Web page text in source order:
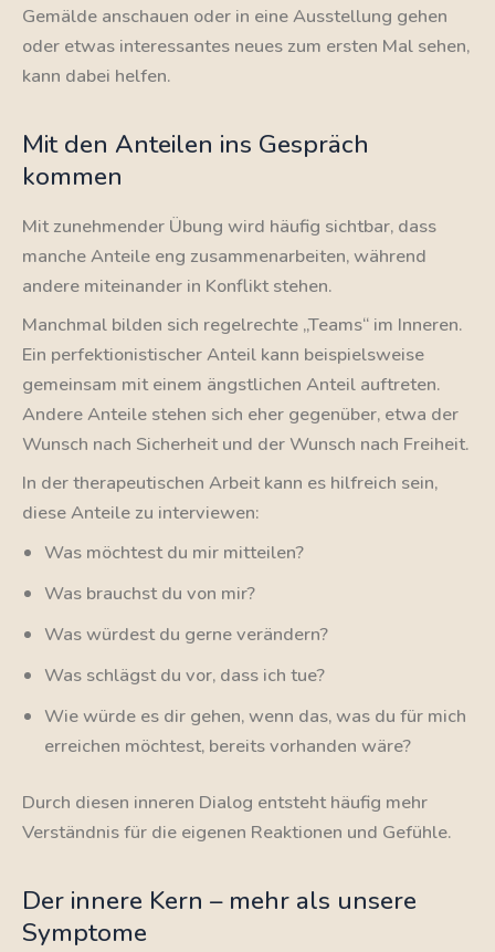
Gemälde anschauen oder in eine Ausstellung gehen
oder etwas interessantes neues zum ersten Mal sehen,
kann dabei helfen.
Mit den Anteilen ins Gespräch
kommen
Mit zunehmender Übung wird häufig sichtbar, dass
manche Anteile eng zusammenarbeiten, während
andere miteinander in Konflikt stehen.
Manchmal bilden sich regelrechte „Teams“ im Inneren.
Ein perfektionistischer Anteil kann beispielsweise
gemeinsam mit einem ängstlichen Anteil auftreten.
Andere Anteile stehen sich eher gegenüber, etwa der
Wunsch nach Sicherheit und der Wunsch nach Freiheit.
In der therapeutischen Arbeit kann es hilfreich sein,
diese Anteile zu interviewen:
Was möchtest du mir mitteilen?
Was brauchst du von mir?
Was würdest du gerne verändern?
Was schlägst du vor, dass ich tue?
Wie würde es dir gehen, wenn das, was du für mich
erreichen möchtest, bereits vorhanden wäre?
Durch diesen inneren Dialog entsteht häufig mehr
Verständnis für die eigenen Reaktionen und Gefühle.
Der innere Kern – mehr als unsere
Symptome